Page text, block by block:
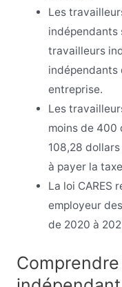
Les
indépendants
travailleurs
indépendants
entreprise.
Les
moins de 400
108,28 dollars
à payer la
La loi CARES
employeur
de 2020 à